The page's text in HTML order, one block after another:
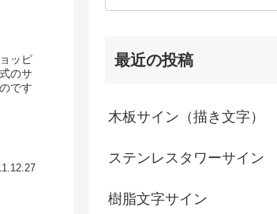
ッピ
のサ
です
最近の投稿
木板サイン（描き文字）
ステンレスタワーサイン
樹脂文字サイン